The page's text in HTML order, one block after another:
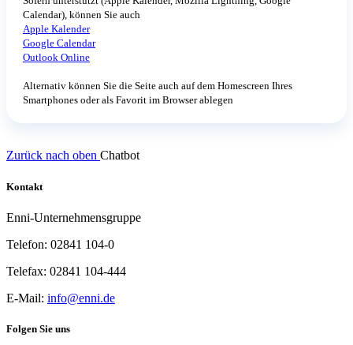
Calendar), können Sie auch
Apple Kalender
Google Calendar
Outlook Online
Alternativ können Sie die Seite auch auf dem Homescreen Ihres
Smartphones oder als Favorit im Browser ablegen
Zurück nach oben Chatbot
Kontakt
Enni-Unternehmensgruppe
Telefon: 02841 104-0
Telefax: 02841 104-444
E-Mail: info@enni.de
Folgen Sie uns